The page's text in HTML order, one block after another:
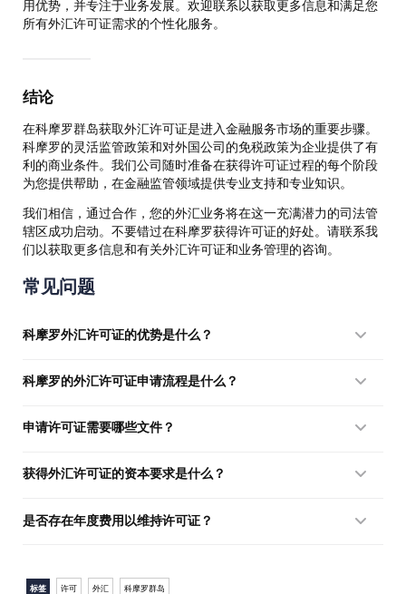
用优势，并专注于业务发展。欢迎联系以获取更多信息和满足您
所有外汇许可证需求的个性化服务。
结论
在科摩罗群岛获取外汇许可证是进入金融服务市场的重要步骤。
科摩罗的灵活监管政策和对外国公司的免税政策为企业提供了有
利的商业条件。我们公司随时准备在获得许可证过程的每个阶段
为您提供帮助，在金融监管领域提供专业支持和专业知识。
我们相信，通过合作，您的外汇业务将在这一充满潜力的司法管
辖区成功启动。不要错过在科摩罗获得许可证的好处。请联系我
们以获取更多信息和有关外汇许可证和业务管理的咨询。
常见问题
科摩罗外汇许可证的优势是什么？
请和维护成本以及灵活的监管要求，从而降低行政成本。
科摩罗的外汇许可证申请流程是什么？
告要求。与其他司法管辖区相比，科摩罗的时限和要求相对简
申请许可证需要哪些文件？
份认证以及现有的财务报告。
获得外汇许可证的资本要求是什么？
这使得小型公司也可以获得许可证。
是否存在年度费用以维持许可证？
标签 许可 外汇 科摩罗群岛